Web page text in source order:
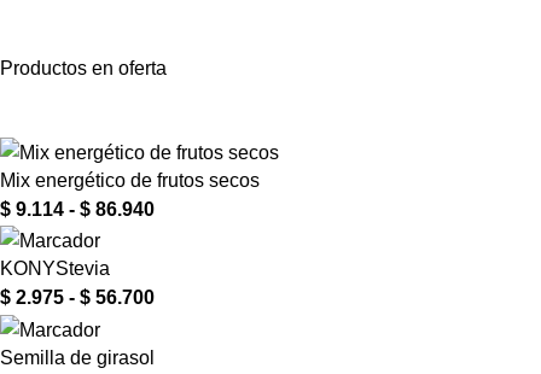
Productos en oferta
Mix energético de frutos secos
$ 9.114 - $ 86.940
KONYStevia
$ 2.975 - $ 56.700
Semilla de girasol